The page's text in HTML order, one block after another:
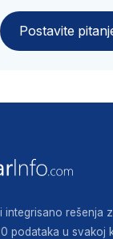
Postavite
integrisano rešenja
podataka u svakoj